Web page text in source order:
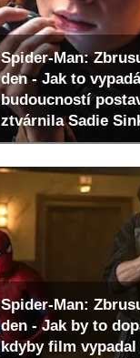
Spider-Man:
den - Jak to
budoucností
ztvárnila Sadie
Spider-Man:
den - Jak by to
kdyby film vypadal